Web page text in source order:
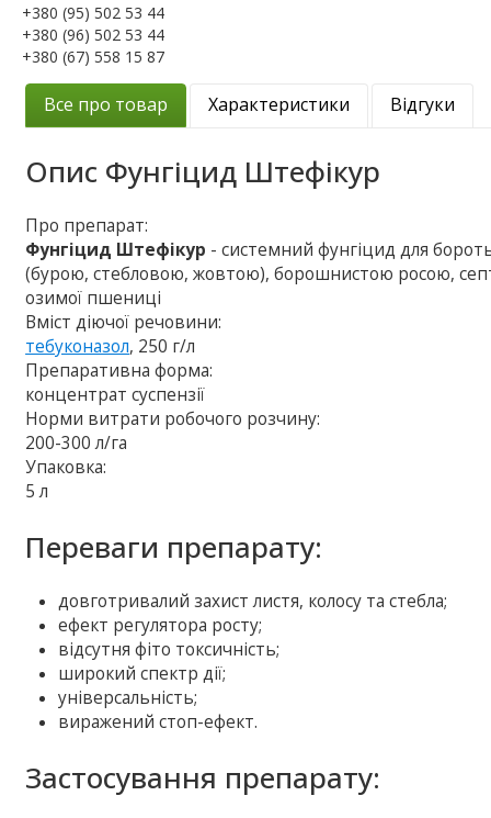
+380 (95) 502 53 44
+380 (96) 502 53 44
+380 (67) 558 15 87
Все про товар Характеристики Відгуки
Опис Фунгіцид Штефікур
Про препарат:
Фунгіцид Штефікур - системний фунгіцид для
(бурою, стебловою, жовтою), борошнистою росою,
озимої пшениці
Вміст діючої речовини:
тебуконазол, 250 г/л
Препаративна форма:
концентрат суспензії
Норми витрати робочого розчину:
200-300 л/га
Упаковка:
5 л
Переваги препарату:
довготривалий захист листя, колосу та стебла;
ефект регулятора росту;
відсутня фіто токсичність;
широкий спектр дії;
універсальність;
виражений стоп-ефект.
Застосування препарату: